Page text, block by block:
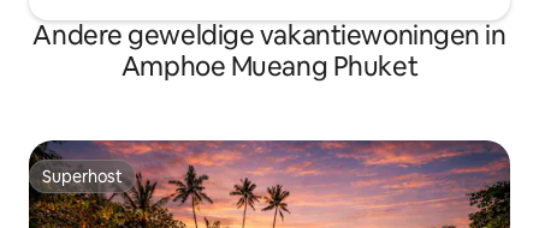
Andere geweldige vakantiewoningen in
Amphoe Mueang Phuket
Superhost
Superhost